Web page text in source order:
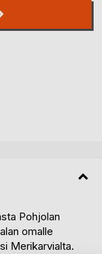
Pohjolan
omalle
Merikarvialta.